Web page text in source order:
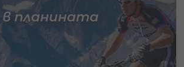
в планината